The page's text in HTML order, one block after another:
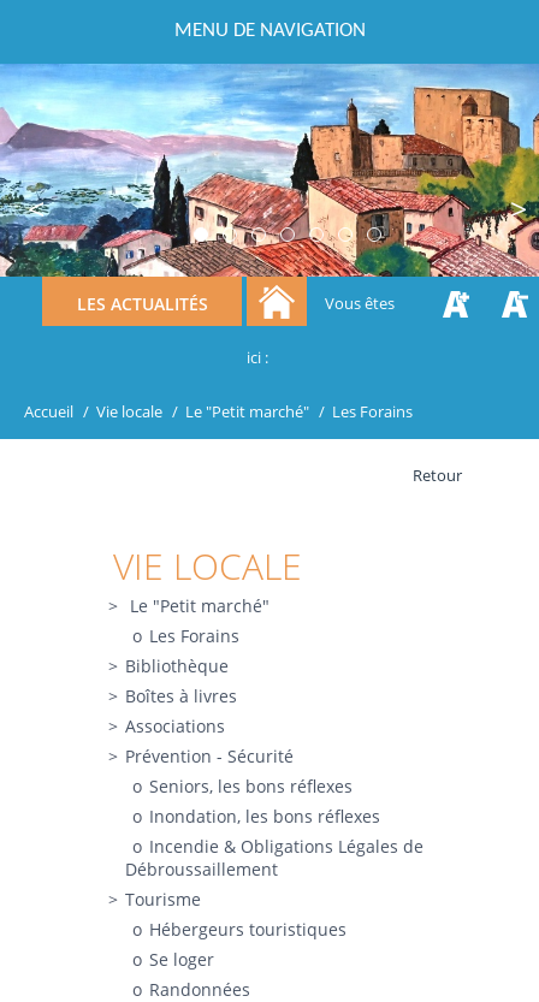
MENU DE NAVIGATION
Previous Next
LES ACTUALITÉS Vous êtes
ici :
Accueil / Vie locale / Le "Petit marché" / Les Forains
Retour
VIE LOCALE
Le "Petit marché"
Les Forains
Bibliothèque
Boîtes à livres
Associations
Prévention - Sécurité
Seniors, les bons réflexes
Inondation, les bons réflexes
Incendie & Obligations Légales de
Débroussaillement
Tourisme
Hébergeurs touristiques
Se loger
Randonnées